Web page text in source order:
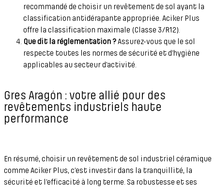
recommandé de choisir un revêtement de sol ayant la
classification antidérapante appropriée. Aciker Plus
offre la classification maximale (Classe 3/R12).
Que dit la réglementation ?Assurez-vous que le sol
respecte toutes les normes de sécurité et d’hygiène
applicables au secteur d’activité.
Gres Aragón : votre allié pour des
revêtements industriels haute
performance
En résumé, choisir un revêtement de sol industriel céramique
comme Aciker Plus, c’est investir dans la tranquillité, la
sécurité et l’efficacité à long terme. Sa robustesse et ses